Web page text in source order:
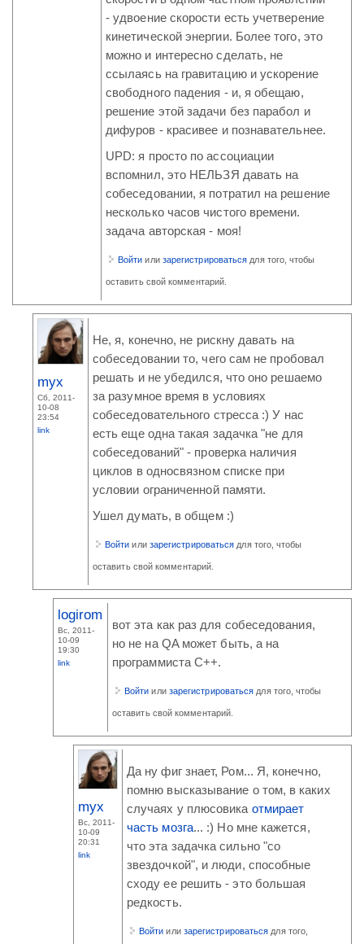
- удвоение скорости есть учетверение
кинетической энергии. Более того, это
можно и интересно сделать, не
ссылаясь на гравитацию и ускорение
свободного падения - и, я обещаю,
решение этой задачи без парабол и
дифуров - красивее и познавательнее.
UPD: я просто по ассоциации
вспомнил, это НЕЛЬЗЯ давать на
собеседовании, я потратил на решение
несколько часов чистого времени.
задача авторская - моя!
Войти или зарегистрироваться для того, чтобы
оставить свой комментарий.
myx
Сб, 2011-
10-08
23:54
link
Не, я, конечно, не рискну давать на
собеседовании то, чего сам не пробовал
решать и не убедился, что оно решаемо
за разумное время в условиях
собеседовательного стресса :) У нас
есть еще одна такая задачка "не для
собеседований" - проверка наличия
циклов в односвязном списке при
условии ограниченной памяти.
Ушел думать, в общем :)
Войти или зарегистрироваться для того, чтобы
оставить свой комментарий.
logirom
Вс, 2011-
10-09
19:30
link
вот эта как раз для собеседования,
но не на QA может быть, а на
программиста C++.
Войти или зарегистрироваться для того, чтобы
оставить свой комментарий.
myx
Вс, 2011-
10-09
20:31
link
Да ну фиг знает, Ром... Я, конечно,
помню высказывание о том, в каких
случаях у плюсовика отмирает
часть мозга... :) Но мне кажется,
что эта задачка сильно "со
звездочкой", и люди, способные
сходу ее решить - это большая
редкость.
Войти или зарегистрироваться для того,